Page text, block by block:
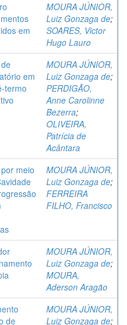
em
MOURA JÚNIOR,
Luiz Gonzaga de;
SOARES, Victor
Hugo Lauro
em
termo
MOURA JÚNIOR,
Luiz Gonzaga de;
PERDIGÃO,
Anne Carolinne
Bezerra;
OLIVEIRA,
Patrícia de
Acântara
meio
MOURA JÚNIOR,
Luiz Gonzaga de;
FERREIRA
FILHO, Francisco
MOURA JÚNIOR,
Luiz Gonzaga de;
MOURA,
Aderson Aragão
de
MOURA JÚNIOR,
Luiz Gonzaga de;